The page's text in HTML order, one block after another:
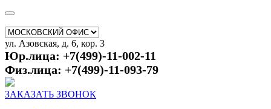
ул. Азовская, д. 6, кор. 3
Юр.лица: +7(499)-11-002-11
Физ.лица: +7(499)-11-093-79
ЗАКАЗАТЬ ЗВОНОК